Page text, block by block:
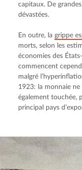
capitaux. De
dévastées.
En outre, la grippe
morts, selon les
économies des
commencent
malgré
1923: la monnaie ne
également touchée,
principal pays